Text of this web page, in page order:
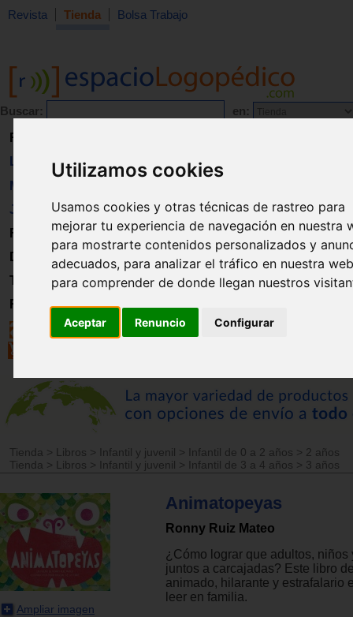
Utilizamos cookies
Usamos cookies y otras técnicas de rastreo para
mejorar tu experiencia de navegación en nuestra
para mostrarte contenidos personalizados y
adecuados, para analizar el tráfico en nuestra
para comprender de donde llegan nuestros
Aceptar Renuncio Configurar
Revista Tienda Bolsa Trabajo
Buscar: en:
Revista
Libros
Material
Juguetes
Formación
Directorio
Trabajo
Registro
Tienda > Libros > Infantil y juvenil > Infantil de 0 a 2 años > 2 años
Tienda
> Libros > Infantil y juvenil > Infantil de 3 a 4 años > 3 años
Ampliar imagen
Animatopeyas
Ronny Ruiz Mateo
¿Cómo lograr que adultos, niños
juntos a carcajadas? Este libro
animado, hilarante y estrafalario
leer en familia.